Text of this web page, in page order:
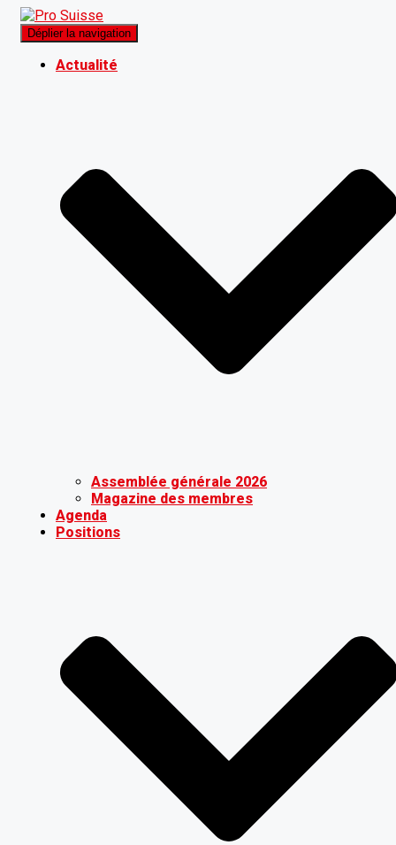
Déplier la navigation
Actualité
Assemblée générale 2026
Magazine des membres
Agenda
Positions